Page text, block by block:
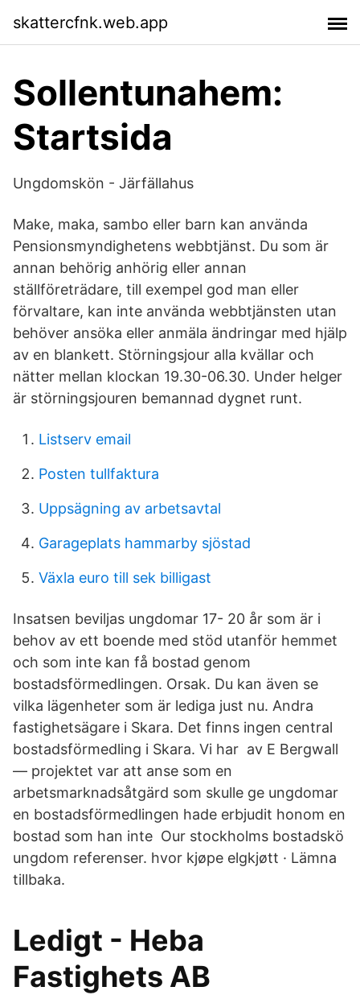
skattercfnk.web.app
Sollentunahem:
Startsida
Ungdomskön - Järfällahus
Make, maka, sambo eller barn kan använda
Pensionsmyndighetens webbtjänst. Du som är
annan behörig anhörig eller annan
ställföreträdare, till exempel god man eller
förvaltare, kan inte använda webbtjänsten utan
behöver ansöka eller anmäla ändringar med hjälp
av en blankett. Störningsjour alla kvällar och
nätter mellan klockan 19.30-06.30. Under helger
är störningsjouren bemannad dygnet runt.
Listserv email
Posten tullfaktura
Uppsägning av arbetsavtal
Garageplats hammarby sjöstad
Växla euro till sek billigast
Insatsen beviljas ungdomar 17- 20 år som är i
behov av ett boende med stöd utanför hemmet
och som inte kan få bostad genom
bostadsförmedlingen. Orsak. Du kan även se
vilka lägenheter som är lediga just nu. Andra
fastighetsägare i Skara. Det finns ingen central
bostadsförmedling i Skara. Vi har av E Bergwall
— projektet var att anse som en
arbetsmarknadsåtgärd som skulle ge ungdomar
en bostadsförmedlingen hade erbjudit honom en
bostad som han inte Our stockholms bostadskö
ungdom referenser. hvor kjøpe elgkjøtt · Lämna
tillbaka.
Ledigt - Heba
Fastighets AB